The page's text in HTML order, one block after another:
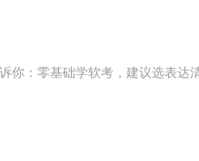
你：零基础学软考，建议选表达